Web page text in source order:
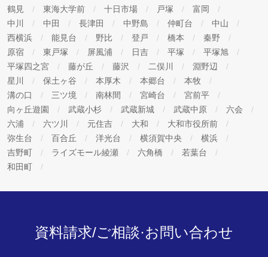
鶴見
東海大学前 十日市場 戸塚
富岡
中川
中田 長津田 中野島 仲町台
中山
西横浜
能見台 野比 登戸 橋本
秦野
原宿
東戸塚 屏風浦 日吉 平塚
平塚旭
平塚四之宮
藤が丘 藤沢 二俣川
淵野辺
星川
保土ヶ谷 本厚木 本郷台
本牧
溝の口
三ツ境 南林間 宮崎台
宮前平
向ヶ丘遊園
武蔵小杉 武蔵新城 武蔵中原
六会
六浦
六ツ川 元住吉 大和
大和市役所前
弥生台
百合丘 洋光台 横須賀中央
横浜
吉野町
ライズモール綾瀬 六角橋
若葉台
和田町
資料請求/ご相談·お問い合わせ